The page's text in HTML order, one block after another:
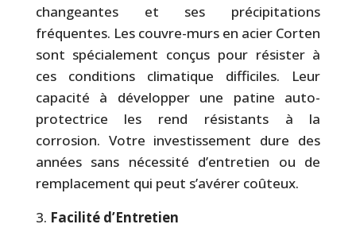
changeantes et ses précipitations
fréquentes. Les couvre-murs en acier Corten
sont spécialement conçus pour résister à
ces conditions climatique difficiles. Leur
capacité à développer une patine auto-
protectrice les rend résistants à la
corrosion. Votre investissement dure des
années sans nécessité d’entretien ou de
remplacement qui peut s’avérer coûteux.
Facilité d’Entretien